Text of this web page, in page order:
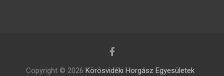
Copyright © 2026 Körösvidéki Horgász Egyesületek